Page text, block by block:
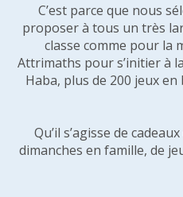
C’est parce que nous
proposer à tous un très
classe comme pour la
Attrimaths pour s’initier à
Haba, plus de 200 jeux
Qu’il s’agisse de
dimanches en famille, de